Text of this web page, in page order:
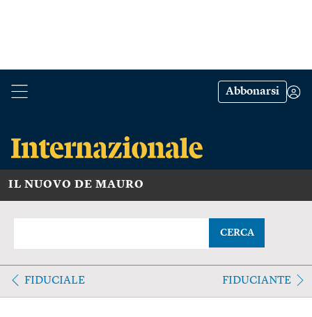
Abbonarsi
IL NUOVO DE MAURO
CERCA
FIDUCIALE FIDUCIANTE